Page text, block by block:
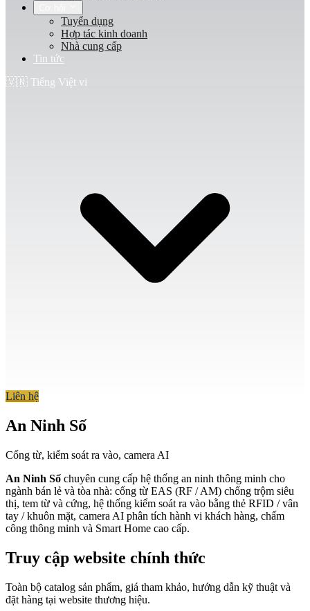
Tuyển dụng
Hợp tác kinh doanh
Nhà cung cấp
Tin tức
🇻🇳 Tiếng Việt vi
Liên hệ
An Ninh Số
Cổng từ, kiểm soát ra vào, camera AI
An Ninh Số chuyên cung cấp hệ thống an ninh thông minh cho
ngành bán lẻ và tòa nhà: cổng từ EAS (RF / AM) chống trộm siêu
thị, tem từ và cứng, hệ thống kiểm soát ra vào bằng thẻ RFID / vân
tay / khuôn mặt, camera AI phân tích hành vi khách hàng, chấm
công thông minh và Smart Home cao cấp.
Truy cập website chính thức
Toàn bộ catalog sản phẩm, giá tham khảo, hướng dẫn kỹ thuật và
đặt hàng tại website thương hiệu.